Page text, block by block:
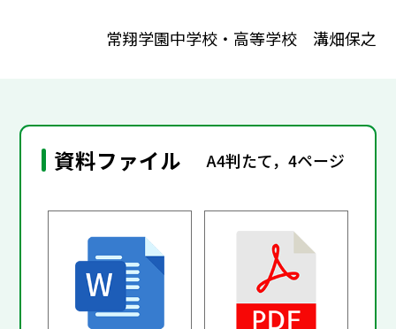
常翔学園中学校・高等学校 溝畑保之
資料ファイル A4判たて，4ページ